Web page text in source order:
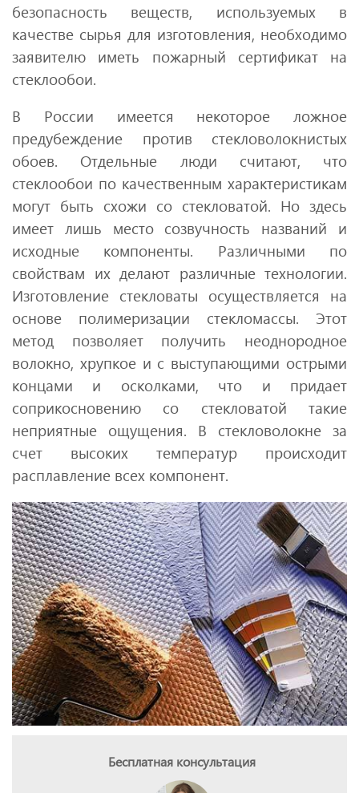
безопасность веществ, используемых в
качестве сырья для изготовления, необходимо
заявителю иметь пожарный сертификат на
стеклообои.
В России имеется некоторое ложное
предубеждение против стекловолокнистых
обоев. Отдельные люди считают, что
стеклообои по качественным характеристикам
могут быть схожи со стекловатой. Но здесь
имеет лишь место созвучность названий и
исходные компоненты. Различными по
свойствам их делают различные технологии.
Изготовление стекловаты осуществляется на
основе полимеризации стекломассы. Этот
метод позволяет получить неоднородное
волокно, хрупкое и с выступающими острыми
концами и осколками, что и придает
соприкосновению со стекловатой такие
неприятные ощущения. В стекловолокне за
счет высоких температур происходит
расплавление всех компонент.
Бесплатная консультация